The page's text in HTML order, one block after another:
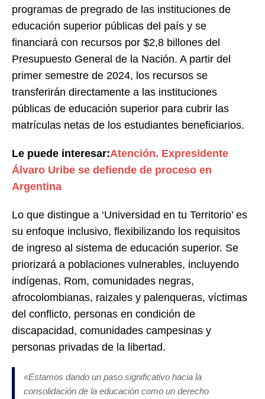
programas de pregrado de las instituciones de
educación superior públicas del país y se
financiará con recursos por $2,8 billones del
Presupuesto General de la Nación. A partir del
primer semestre de 2024, los recursos se
transferirán directamente a las instituciones
públicas de educación superior para cubrir las
matrículas netas de los estudiantes beneficiarios.
Le puede interesar:Atención. Expresidente
Álvaro Uribe se defiende de proceso en
Argentina
Lo que distingue a ‘Universidad en tu Territorio’ es
su enfoque inclusivo, flexibilizando los requisitos
de ingreso al sistema de educación superior. Se
priorizará a poblaciones vulnerables, incluyendo
indígenas, Rom, comunidades negras,
afrocolombianas, raizales y palenqueras, víctimas
del conflicto, personas en condición de
discapacidad, comunidades campesinas y
personas privadas de la libertad.
«Estamos dando un paso significativo hacia la
consolidación de la educación como un derecho